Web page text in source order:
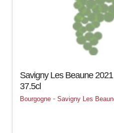
Savigny Les Beaune
37.5cl
Bourgogne -Savigny Les